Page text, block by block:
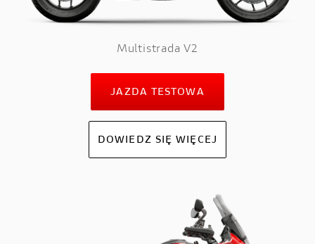
Multistrada V2
JAZDA TESTOWA
DOWIEDZ SIĘ WIĘCEJ